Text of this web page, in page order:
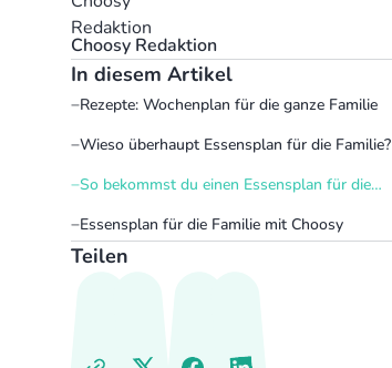
Choosy Redaktion
In diesem Artikel
Rezepte: Wochenplan für die ganze Familie
Wieso überhaupt Essensplan für die Familie?
So bekommst du einen Essensplan für die
Essensplan für die Familie mit Choosy
Teilen